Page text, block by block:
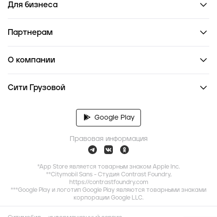
Для бизнеса
Партнерам
О компании
Сити Грузовой
Google Play
Правовая информация
*App Store является товарным знаком Apple Inc.
**Citymobil Sans - Студия Contrast Foundry,
https://contrastfoundry.com
***Google Play и логотип Google Play являются товарными знаками
корпорации Google LLC.